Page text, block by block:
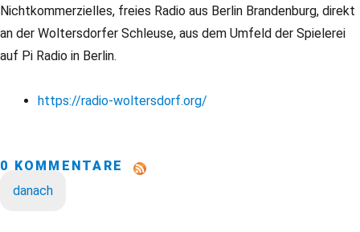
Nichtkommerzielles, freies Radio aus Berlin Brandenburg, direkt
an der Woltersdorfer Schleuse, aus dem Umfeld der Spielerei
auf Pi Radio in Berlin.
https://radio-woltersdorf.org/
0 KOMMENTARE
danach